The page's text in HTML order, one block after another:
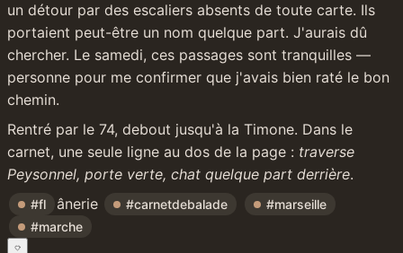
un détour par des escaliers absents de toute carte. Ils
portaient peut-être un nom quelque part. J'aurais dû
chercher. Le samedi, ces passages sont tranquilles —
personne pour me confirmer que j'avais bien raté le bon
chemin.
Rentré par le 74, debout jusqu'à la Timone. Dans le
carnet, une seule ligne au dos de la page : traverse
Peysonnel, porte verte, chat quelque part derrière.
#fl ânerie #carnetdebalade
#marseille
#marche